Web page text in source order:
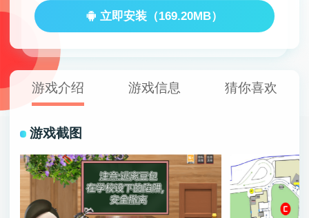
立即安装（169.20MB）
游戏介绍 游戏信息 猜你喜欢
游戏截图